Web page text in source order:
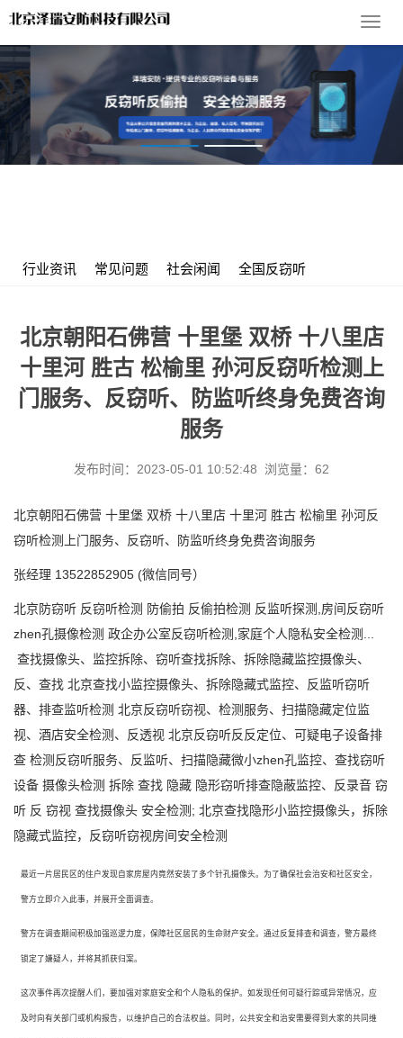
导
行业资讯 常见问题 社会闲闻 全国反窃听
北京朝阳石佛营 十里堡 双桥 十八里店
十里河 胜古 松榆里 孙河反窃听检测上
门服务、反窃听、防监听终身免费咨询
服务
发布时间：2023-05-01 10:52:48 浏览量：62
北京朝阳石佛营 十里堡 双桥 十八里店 十里河 胜古 松榆里 孙河反
窃听检测上门服务、反窃听、防监听终身免费咨询服务
张经理 13522852905 (微信同号）
北京防窃听 反窃听检测 防偷拍 反偷拍检测 反监听探测 ,房间反窃听
zhen孔摄像检测 政企办公室反窃听检测 ,家庭个人隐私安全检测...
查找摄像头、监控拆除、窃听查找拆除、拆除隐藏监控摄像头、
反、查找 北京查找小监控摄像头、拆除隐藏式监控、反监听窃听
器、排查监听检测 北京反窃听窃视、检测服务、扫描隐藏定位监
视、酒店安全检测、反透视 北京反窃听反反定位、可疑电子设备排
查 检测反窃听服务、反监听、扫描隐藏微小zhen孔监控、查找窃听
设备 摄像头检测 拆除 查找 隐藏 隐形窃听排查隐蔽监控、反录音 窃
听 反 窃视 查找摄像头 安全检测 ; 北京查找隐形小监控摄像头，拆除
隐藏式监控，反窃听窃视房间安全检测
最近一片居民区的住户发现自家房屋内竟然安装了多个针孔摄像头。为了确保社会治安和社区安全，
警方立即介入此事，并展开全面调查。
警方在调查期间积极加强巡逻力度，保障社区居民的生命财产安全。通过反复排查和调查，警方最终
锁定了嫌疑人，并将其抓获归案。
这次事件再次提醒人们，要加强对家庭安全和个人隐私的保护。如发现任何可疑行踪或异常情况，应
及时向有关部门或机构报告，以维护自己的合法权益。同时，公共安全和治安需要得到大家的共同维